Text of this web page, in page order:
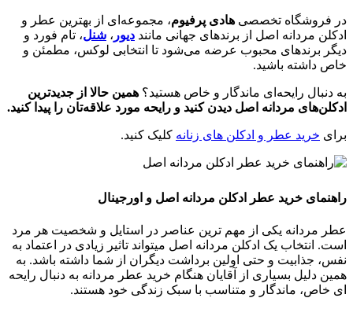
در فروشگاه تخصصی هادی پرفیوم، مجموعه‌ای از بهترین عطر و
ادکلن مردانه اصل از برندهای جهانی مانند دیور ، شنل، تام فورد و
دیگر برندهای محبوب عرضه می‌شود تا انتخابی لوکس، مطمئن و
خاص داشته باشید.
به دنبال رایحه‌ای ماندگار و خاص هستید؟ همین حالا از جدیدترین
ادکلن‌های مردانه اصل دیدن کنید و رایحه مورد علاقه‌تان را پیدا کنید.
برای خرید عطر و ادکلن های زنانه کلیک کنید.
راهنمای خرید عطر ادکلن مردانه اصل و اورجینال
عطر مردانه یکی از مهم ترین عناصر در استایل و شخصیت هر مرد
است. انتخاب یک ادکلن مردانه اصل میتواند تاثیر زیادی در اعتماد به
نفس، جذابیت و حتی اولین برداشت دیگران از شما داشته باشد. به
همین دلیل بسیاری از آقایان هنگام خرید عطر مردانه به دنبال رایحه
ای خاص، ماندگار و متناسب با سبک زندگی خود هستند.